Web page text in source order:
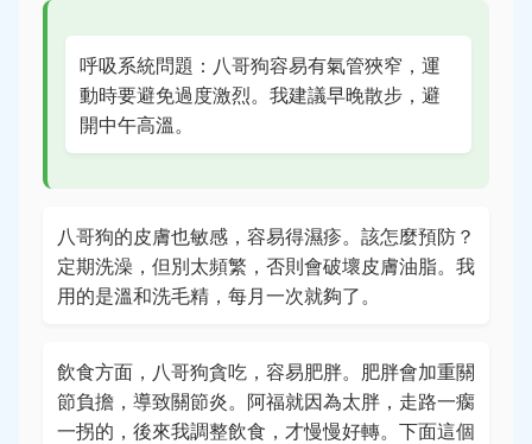
呼吸系統問題：八哥狗容易有氣管狹窄，運
動時要避免過度激烈。我建議早晚散步，避
開中午高溫。
八哥狗的皮膚也敏感，容易得濕疹。該怎麼預防？
定期洗澡，但別太頻繁，否則會破壞皮膚油脂。我
用的是溫和洗毛精，每月一次就夠了。
飲食方面，八哥狗貪吃，容易肥胖。肥胖會加重關
節負擔，導致關節炎。阿福就因為太胖，走路一瘸
一拐的，後來我調整飲食，才慢慢好轉。下面這個